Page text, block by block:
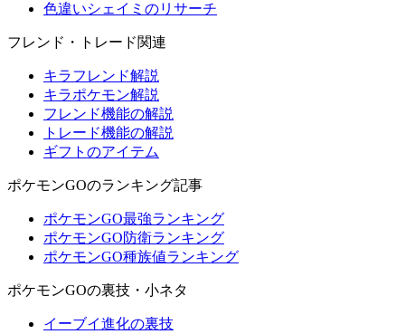
色違いシェイミのリサーチ
フレンド・トレード関連
キラフレンド解説
キラポケモン解説
フレンド機能の解説
トレード機能の解説
ギフトのアイテム
ポケモンGOのランキング記事
ポケモンGO最強ランキング
ポケモンGO防衛ランキング
ポケモンGO種族値ランキング
ポケモンGOの裏技・小ネタ
イーブイ進化の裏技